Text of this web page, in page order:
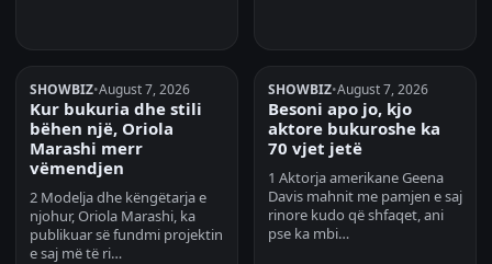
SHOWBIZ•August 7, 2026
Kur bukuria dhe stili
bëhen një, Oriola
Marashi merr
vëmendjen
2 Modelja dhe këngëtarja e
njohur, Oriola Marashi, ka
publikuar së fundmi projektin
e saj më të ri…
SHOWBIZ•August 7, 2026
Besoni apo jo, kjo
aktore bukuroshe ka
70 vjet jetë
1 Aktorja amerikane Geena
Davis mahnit me pamjen e saj
rinore kudo që shfaqet, ani
pse ka mbi…